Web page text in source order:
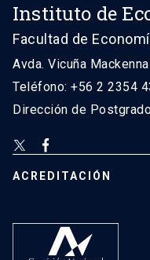
Instituto de
Facultad de
Avda. Vicuña
Teléfono: +56 2 2354
Dirección de
ACREDITACIÓN